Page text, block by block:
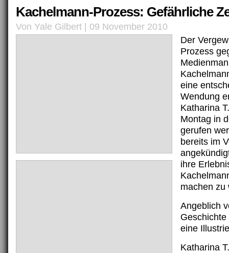
Kachelmann-Prozess: Gefährliche
Von Yale Gilbert | 09 November 2010
Der
Prozess
eine
Wendung
Katharina
Montag in
gerufen
bereits im
ihre
machen zu
Angeblich
eine
Katharina